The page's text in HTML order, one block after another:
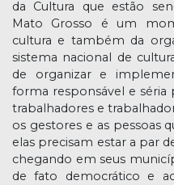
da Cultura que estão
Mato Grosso é um
cultura e também da
sistema nacional de
de organizar e
forma responsável e séria
trabalhadores e
os gestores e as pessoas
elas precisam estar a par
chegando em seus
de fato democrático e